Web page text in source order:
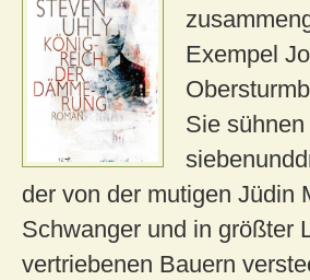
Exempel
Sie
der von der mutigen Jüdin
Schwanger und in größter
vertriebenen Bauern